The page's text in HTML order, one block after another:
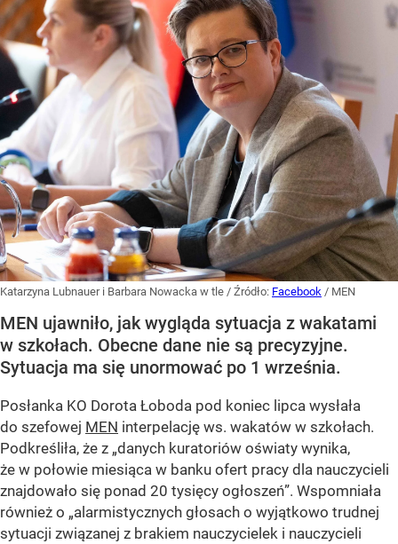
Katarzyna Lubnauer i Barbara Nowacka w tle / Źródło: Facebook / MEN
MEN ujawniło, jak wygląda sytuacja z wakatami
w szkołach. Obecne dane nie są precyzyjne.
Sytuacja ma się unormować po 1 września.
Posłanka KO Dorota Łoboda pod koniec lipca wysłała
do szefowej MEN interpelację ws. wakatów w szkołach.
Podkreśliła, że z „danych kuratoriów oświaty wynika,
że w połowie miesiąca w banku ofert pracy dla nauczycieli
znajdowało się ponad 20 tysięcy ogłoszeń”. Wspomniała
również o „alarmistycznych głosach o wyjątkowo trudnej
sytuacji związanej z brakiem nauczycielek i nauczycieli